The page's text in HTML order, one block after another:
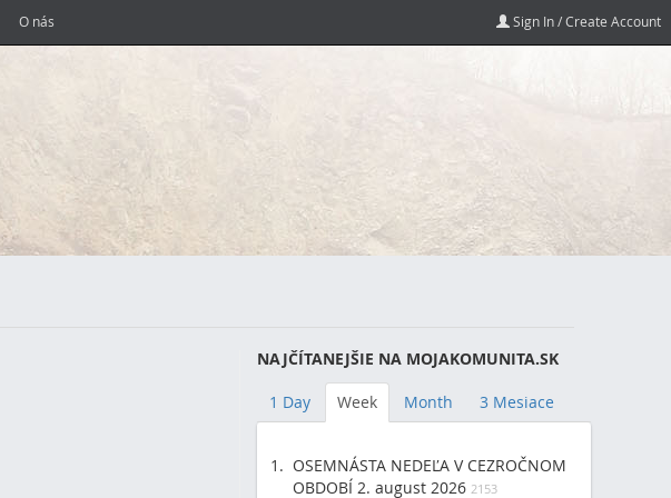
O nás Sign In / Create Account
NAJČÍTANEJŠIE NA MOJAKOMUNITA.SK
1 Day Week Month 3 Mesiace
OSEMNÁSTA NEDEĽA V CEZROČNOM
OBDOBÍ 2. august 2026 2153